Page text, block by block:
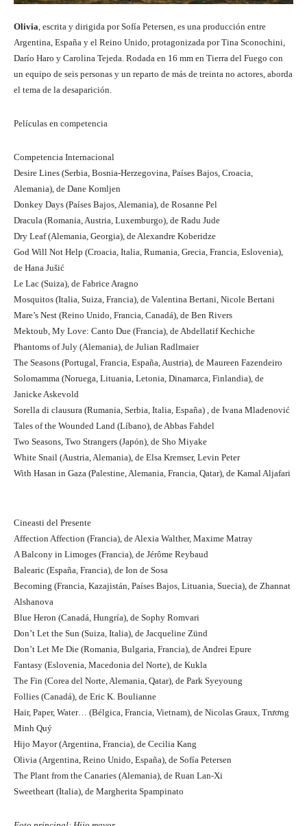
Olivia, escrita y dirigida por Sofía Petersen, es una producción entre
Argentina, España y el Reino Unido, protagonizada por Tina Sconochini,
Darío Haro y Carolina Tejeda. Rodada en 16 mm en Tierra del Fuego con
un equipo de seis personas y un reparto de más de treinta no actores, aborda
el tema de la desaparición.
Películas en competencia
Competencia Internacional
Desire Lines (Serbia, Bosnia-Herzegovina, Países Bajos, Croacia,
Alemania), de Dane Komljen
Donkey Days (Países Bajos, Alemania), de Rosanne Pel
Dracula (Romania, Austria, Luxemburgo), de Radu Jude
Dry Leaf (Alemania, Georgia), de Alexandre Koberidze
God Will Not Help (Croacia, Italia, Rumania, Grecia, Francia, Eslovenia),
de Hana Jušić
Le Lac (Suiza), de Fabrice Aragno
Mosquitos (Italia, Suiza, Francia), de Valentina Bertani, Nicole Bertani
Mare’s Nest (Reino Unido, Francia, Canadá), de Ben Rivers
Mektoub, My Love: Canto Due (Francia), de Abdellatif Kechiche
Phantoms of July (Alemania), de Julian Radlmaier
The Seasons (Portugal, Francia, España, Austria), de Maureen Fazendeiro
Solomamma (Noruega, Lituania, Letonia, Dinamarca, Finlandia), de
Janicke Askevold
Sorella di clausura (Rumania, Serbia, Italia, España) , de Ivana Mladenović
Tales of the Wounded Land (Líbano), de Abbas Fahdel
Two Seasons, Two Strangers (Japón), de Sho Miyake
White Snail (Austria, Alemania), de Elsa Kremser, Levin Peter
With Hasan in Gaza (Palestine, Alemania, Francia, Qatar), de Kamal Aljafari
Cineasti del Presente
Affection Affection (Francia), de Alexia Walther, Maxime Matray
A Balcony in Limoges (Francia), de Jérôme Reybaud
Balearic (España, Francia), de Ion de Sosa
Becoming (Francia, Kazajistán, Países Bajos, Lituania, Suecia), de Zhannat
Alshanova
Blue Heron (Canadá, Hungría), de Sophy Romvari
Don’t Let the Sun (Suiza, Italia), de Jacqueline Zünd
Don’t Let Me Die (Romania, Bulgaria, Francia), de Andrei Epure
Fantasy (Eslovenia, Macedonia del Norte), de Kukla
The Fin (Corea del Norte, Alemania, Qatar), de Park Syeyoung
Follies (Canadá), de Eric K. Boulianne
Hair, Paper, Water… (Bélgica, Francia, Vietnam), de Nicolas Graux, Trương
Minh Quý
Hijo Mayor (Argentina, Francia), de Cecilia Kang
Olivia (Argentina, Reino Unido, España), de Sofía Petersen
The Plant from the Canaries (Alemania), de Ruan Lan-Xi
Sweetheart (Italia), de Margherita Spampinato